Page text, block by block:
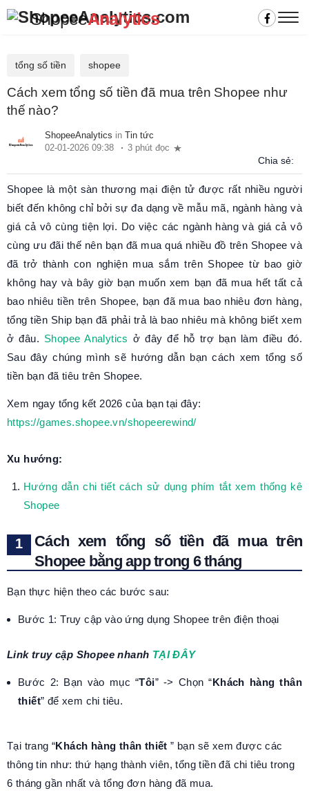
ShopeeAnalytics
tổng số tiền shopee
Cách xem tổng số tiền đã mua trên Shopee như
thế nào?
ShopeeAnalytics in Tin tức
02-01-2026 09:38
3 phút đọc
Chia sẻ:
Shopee là một sàn thương mại điện tử được rất nhiều người
biết đến không chỉ bởi sự đa dạng về mẫu mã, ngành hàng và
giá cả vô cùng tiện lợi. Do việc các ngành hàng và giá cả vô
cùng ưu đãi thế nên bạn đã mua quá nhiều đồ trên Shopee và
đã trở thành con nghiện mua sắm trên Shopee từ bao giờ
không hay và bây giờ bạn muốn xem bạn đã mua hết tất cả
bao nhiêu tiền trên Shopee, bạn đã mua bao nhiêu đơn hàng,
tổng tiền Ship bạn đã phải trả là bao nhiêu mà không biết xem
ở đâu. Shopee Analytics ở đây để hỗ trợ bạn làm điều đó.
Sau đây chúng mình sẽ hướng dẫn bạn cách xem tổng số
tiền bạn đã tiêu trên Shopee.
Xem ngay tổng kết 2026 của bạn tại đây:
https://games.shopee.vn/shopeerewind/
Xu hướng:
Hướng dẫn chi tiết cách sử dụng phím tắt xem thống kê
Shopee
Cách xem tổng số tiền đã mua trên
Shopee bằng app trong 6 tháng
Bạn thực hiện theo các bước sau:
Bước 1: Truy cập vào ứng dụng Shopee trên điện thoại
Link truy cập Shopee nhanh TẠI ĐÂY
Bước 2: Bạn vào mục “Tôi” -> Chọn “Khách hàng thân
thiết” để xem chi tiêu.
Tại trang “Khách hàng thân thiết ” bạn sẽ xem được các
thông tin như: thứ hạng thành viên, tổng tiền đã chi tiêu trong
6 tháng gần nhất và tổng đơn hàng đã mua.